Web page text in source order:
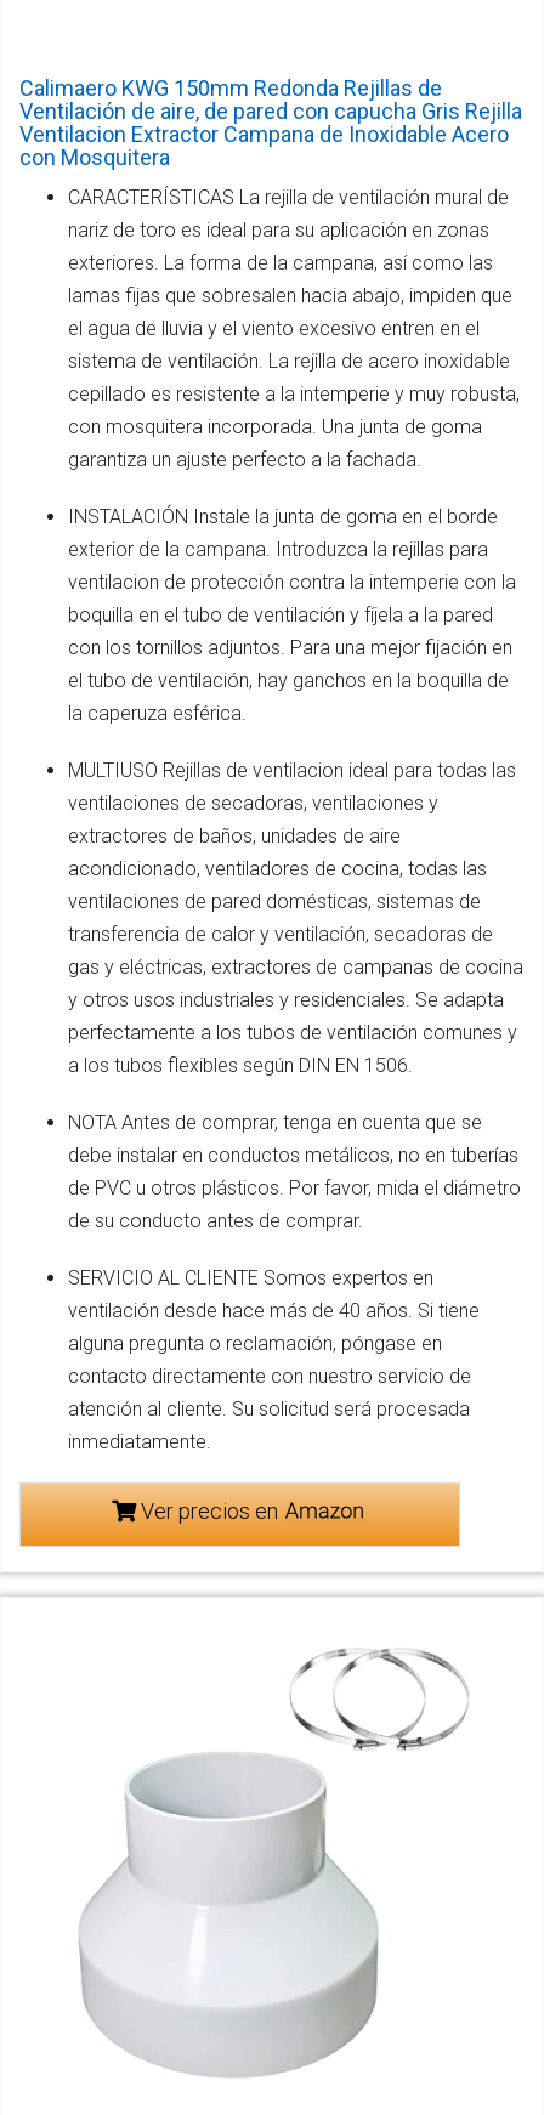
Calimaero KWG 150mm Redonda Rejillas de
Ventilación de aire, de pared con capucha Gris Rejilla
Ventilacion Extractor Campana de Inoxidable Acero
con Mosquitera
CARACTERÍSTICAS La rejilla de ventilación mural de
nariz de toro es ideal para su aplicación en zonas
exteriores. La forma de la campana, así como las
lamas fijas que sobresalen hacia abajo, impiden que
el agua de lluvia y el viento excesivo entren en el
sistema de ventilación. La rejilla de acero inoxidable
cepillado es resistente a la intemperie y muy robusta,
con mosquitera incorporada. Una junta de goma
garantiza un ajuste perfecto a la fachada.
INSTALACIÓN Instale la junta de goma en el borde
exterior de la campana. Introduzca la rejillas para
ventilacion de protección contra la intemperie con la
boquilla en el tubo de ventilación y fíjela a la pared
con los tornillos adjuntos. Para una mejor fijación en
el tubo de ventilación, hay ganchos en la boquilla de
la caperuza esférica.
MULTIUSO Rejillas de ventilacion ideal para todas las
ventilaciones de secadoras, ventilaciones y
extractores de baños, unidades de aire
acondicionado, ventiladores de cocina, todas las
ventilaciones de pared domésticas, sistemas de
transferencia de calor y ventilación, secadoras de
gas y eléctricas, extractores de campanas de cocina
y otros usos industriales y residenciales. Se adapta
perfectamente a los tubos de ventilación comunes y
a los tubos flexibles según DIN EN 1506.
NOTA Antes de comprar, tenga en cuenta que se
debe instalar en conductos metálicos, no en tuberías
de PVC u otros plásticos. Por favor, mida el diámetro
de su conducto antes de comprar.
SERVICIO AL CLIENTE Somos expertos en
ventilación desde hace más de 40 años. Si tiene
alguna pregunta o reclamación, póngase en
contacto directamente con nuestro servicio de
atención al cliente. Su solicitud será procesada
inmediatamente.
Ver precios en